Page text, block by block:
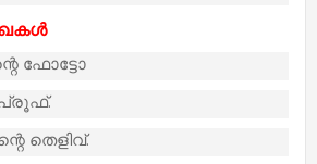
ഫോട്ടോ
പ്രൂഫ്.
തെളിവ്.